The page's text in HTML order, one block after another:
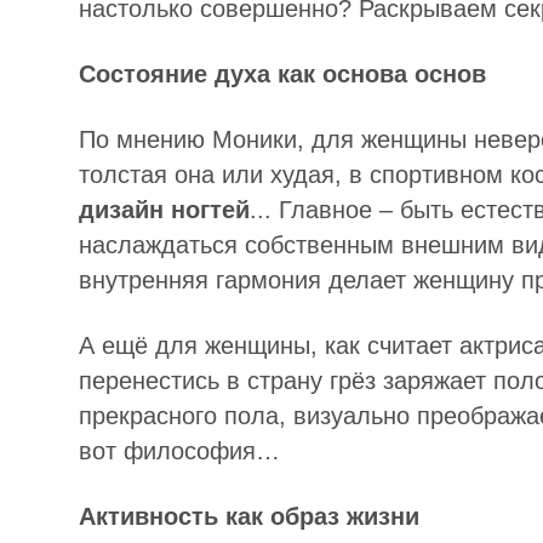
настолько совершенно? Раскрываем
Состояние духа как основа основ
По мнению Моники, для женщины
толстая она или худая, в спортивном
дизайн ногтей... Главное – быть
наслаждаться собственным внешним
внутренняя гармония делает женщину
А ещё для женщины, как считает
перенестись в страну грёз заряжает
прекрасного пола, визуально
вот философия…
Активность как образ жизни